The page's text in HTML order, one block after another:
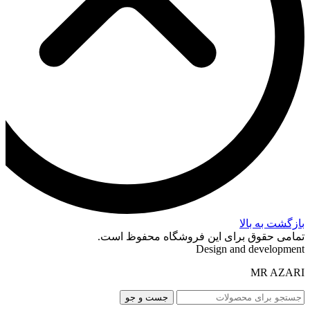
بازگشت به بالا
تمامی حقوق برای این فروشگاه محفوظ است.
Design and development
MR AZARI
جست و جو